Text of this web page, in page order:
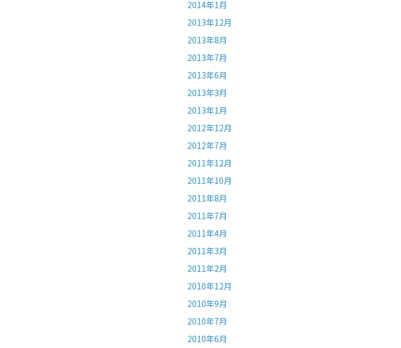
2014年1月
2013年12月
2013年8月
2013年7月
2013年6月
2013年3月
2013年1月
2012年12月
2012年7月
2011年12月
2011年10月
2011年8月
2011年7月
2011年4月
2011年3月
2011年2月
2010年12月
2010年9月
2010年7月
2010年6月